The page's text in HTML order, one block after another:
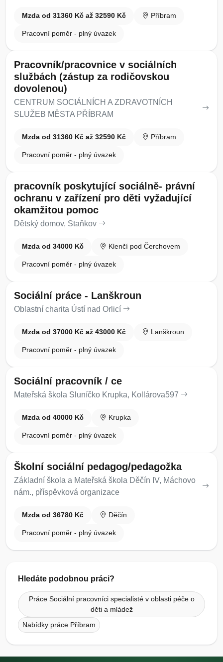
Mzda od 31360 Kč až 32590 Kč Příbram
Pracovní poměr - plný úvazek
Pracovník/pracovnice v sociálních
službách (zástup za rodičovskou
dovolenou)
CENTRUM SOCIÁLNÍCH A ZDRAVOTNÍCH
SLUŽEB MĚSTA PŘÍBRAM
Mzda od 31360 Kč až 32590 Kč Příbram
Pracovní poměr - plný úvazek
pracovník poskytující sociálně- právní
ochranu v zařízení pro děti vyžadující
okamžitou pomoc
Dětský domov, Staňkov
Mzda od 34000 Kč Klenčí pod Čerchovem
Pracovní poměr - plný úvazek
Sociální práce - Lanškroun
Oblastní charita Ústí nad Orlicí
Mzda od 37000 Kč až 43000 Kč Lanškroun
Pracovní poměr - plný úvazek
Sociální pracovník / ce
Mateřská škola Sluníčko Krupka, Kollárova597
Mzda od 40000 Kč Krupka
Pracovní poměr - plný úvazek
Školní sociální pedagog/pedagožka
Základní škola a Mateřská škola Děčín IV, Máchovo
nám., příspěvková organizace
Mzda od 36780 Kč Děčín
Pracovní poměr - plný úvazek
Hledáte podobnou práci?
Práce Sociální pracovníci specialisté v oblasti péče o
děti a mládež
Nabídky práce Příbram